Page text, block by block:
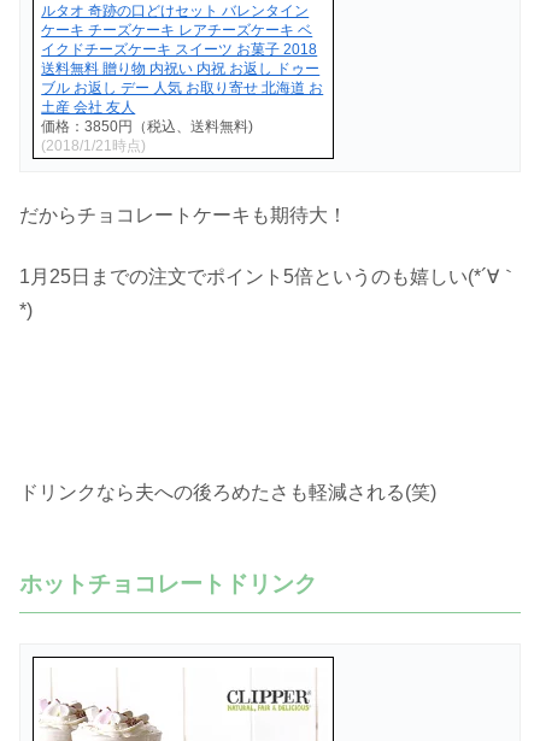
ルタオ 奇跡の口どけセット バレンタイン
ケーキ チーズケーキ レアチーズケーキ ベ
イクドチーズケーキ スイーツ お菓子 2018
送料無料 贈り物 内祝い 内祝 お返し ドゥー
ブル お返し デー 人気 お取り寄せ 北海道 お
土産 会社 友人
価格：3850円（税込、送料無料)
(2018/1/21時点)
だからチョコレートケーキも期待大！
1月25日までの注文でポイント5倍というのも嬉しい(*´∀｀
*)
ドリンクなら夫への後ろめたさも軽減される(笑)
ホットチョコレートドリンク